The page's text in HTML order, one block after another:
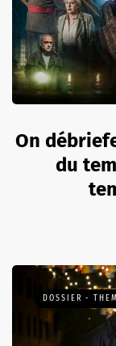
On
du
DOSSIER -